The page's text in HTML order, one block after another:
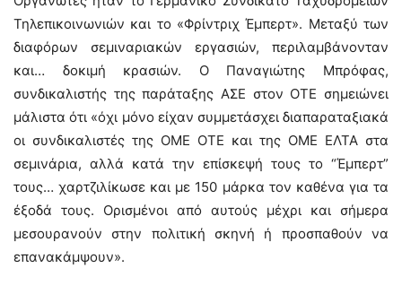
Τηλεπικοινωνιών και το «Φρίντριχ Έμπερτ». Μεταξύ των
διαφόρων σεμιναριακών εργασιών, περιλαμβάνονταν
και… δοκιμή κρασιών. Ο Παναγιώτης Μπρόφας,
συνδικαλιστής της παράταξης ΑΣΕ στον ΟΤΕ σημειώνει
μάλιστα ότι «όχι μόνο είχαν συμμετάσχει διαπαραταξιακά
οι συνδικαλιστές της ΟΜΕ ΟΤΕ και της ΟΜΕ ΕΛΤΑ στα
σεμινάρια, αλλά κατά την επίσκεψή τους το “Έμπερτ”
τους… χαρτζιλίκωσε και με 150 μάρκα τον καθένα για τα
έξοδά τους. Ορισμένοι από αυτούς μέχρι και σήμερα
μεσουρανούν στην πολιτική σκηνή ή προσπαθούν να
επανακάμψουν».